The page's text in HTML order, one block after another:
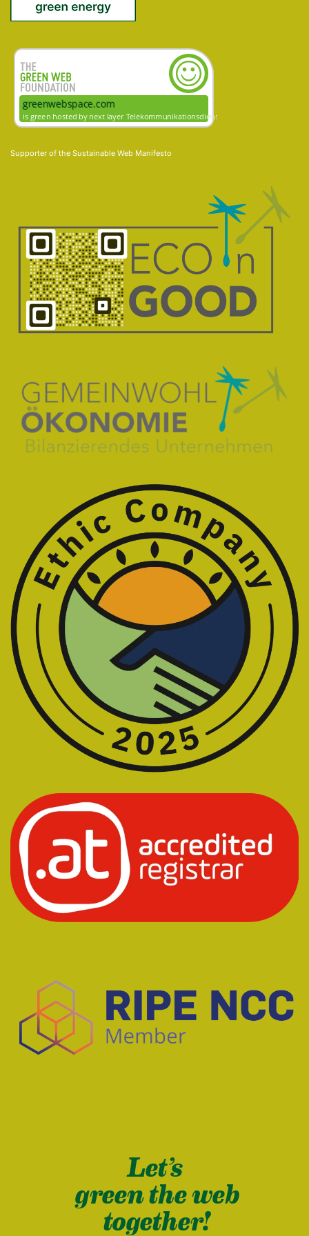
Supporter of the Sustainable Web Manifesto
Let’s
green the web
together!